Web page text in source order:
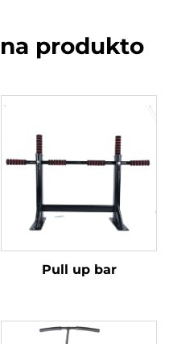
produkto
Pull up bar